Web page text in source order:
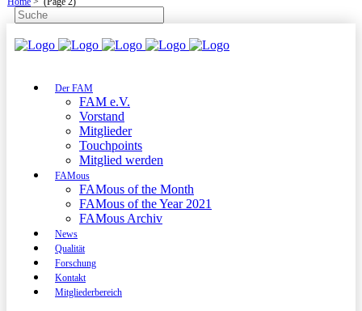
Der FAM
FAM e.V.
Vorstand
Mitglieder
Touchpoints
Mitglied werden
FAMous
FAMous of the Month
FAMous of the Year 2021
FAMous Archiv
News
Qualität
Forschung
Kontakt
Mitgliederbereich